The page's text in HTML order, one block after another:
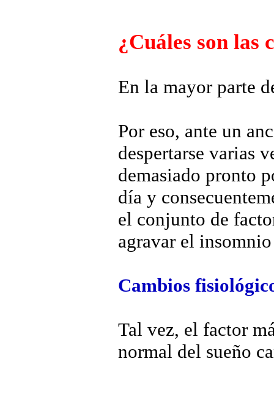
¿Cuáles son las
En la mayor parte
Por eso, ante un
despertarse varias
demasiado pronto
día y
el conjunto de
agravar el
Cambios
Tal vez, el factor
normal del sueño